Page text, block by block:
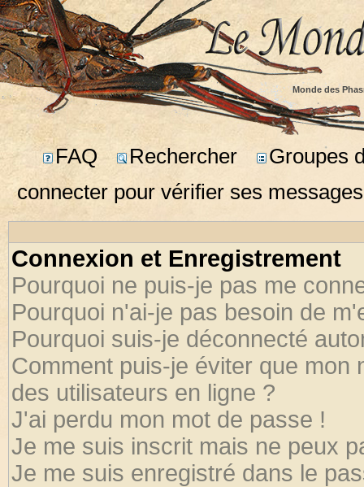
Monde des
FAQ Rechercher
Groupes
connecter pour vérifier ses
Connexion et Enregistrement
Pourquoi ne puis-je pas me
Pourquoi n'ai-je pas besoin de
Pourquoi suis-je déconnecté
Comment puis-je éviter que mon
des utilisateurs en ligne ?
J'ai perdu mon mot de passe !
Je me suis inscrit mais ne peux
Je me suis enregistré dans le